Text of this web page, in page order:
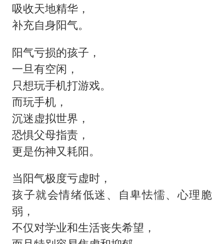
吸收天地精华，
补充自身阳气。
阳气亏损的孩子，
一旦有空闲，
只想玩手机打游戏。
而玩手机，
沉迷虚拟世界，
恐惧父母指责，
更是伤神又耗阳。
当阳气极度亏虚时，
孩子就会情绪低迷、自卑怯懦、心理脆
弱，
不仅对学业和生活丧失希望，